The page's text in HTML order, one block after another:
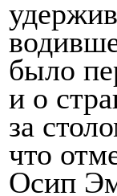
было
и о
за
что
Осип